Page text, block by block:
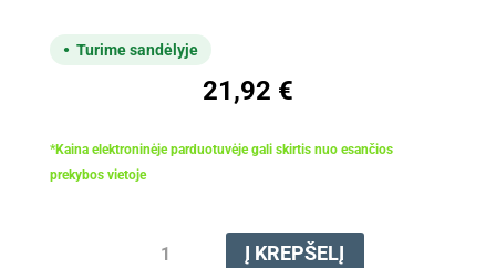
Turime sandėlyje
21,92 €
*Kaina elektroninėje parduotuvėje gali skirtis nuo esančios
prekybos vietoje
kiekis:
Į KREPŠELĮ